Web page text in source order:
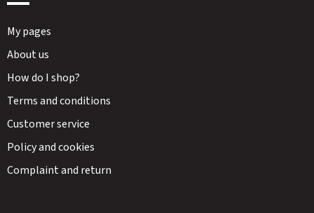
My pages
About us
How do I shop?
Terms and conditions
Customer service
Policy and cookies
Complaint and return